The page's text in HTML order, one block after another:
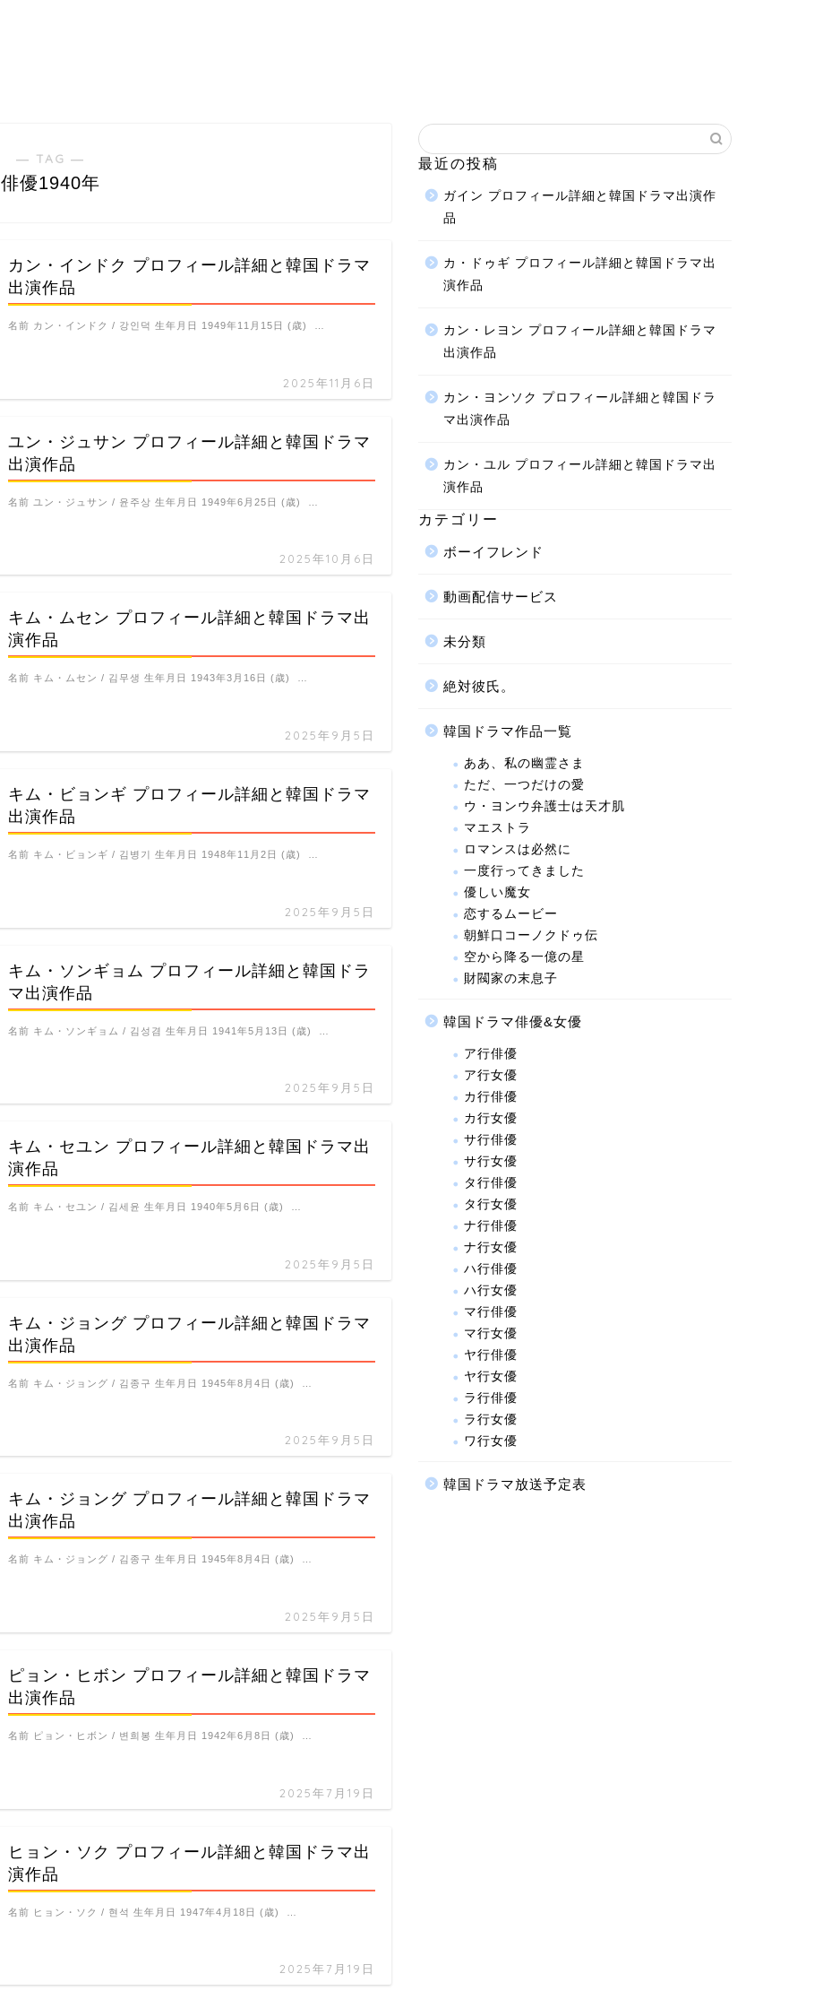
― TAG ―
俳優1940年
カン・インドク プロフィール詳細と韓国ドラマ
出演作品
2025年11月6日
名前 カン・インドク / 강인덕 生年月日 1949年11月15日 (歳) …
ユン・ジュサン プロフィール詳細と韓国ドラマ
出演作品
2025年10月6日
名前 ユン・ジュサン / 윤주상 生年月日 1949年6月25日 (歳) …
キム・ムセン プロフィール詳細と韓国ドラマ出
演作品
2025年9月5日
名前 キム・ムセン / 김무생 生年月日 1943年3月16日 (歳) …
キム・ビョンギ プロフィール詳細と韓国ドラマ
出演作品
2025年9月5日
名前 キム・ビョンギ / 김병기 生年月日 1948年11月2日 (歳) …
キム・ソンギョム プロフィール詳細と韓国ドラ
マ出演作品
2025年9月5日
名前 キム・ソンギョム / 김성겸 生年月日 1941年5月13日 (歳) …
キム・セユン プロフィール詳細と韓国ドラマ出
演作品
2025年9月5日
名前 キム・セユン / 김세윤 生年月日 1940年5月6日 (歳) …
キム・ジョング プロフィール詳細と韓国ドラマ
出演作品
2025年9月5日
名前 キム・ジョング / 김종구 生年月日 1945年8月4日 (歳) …
キム・ジョング プロフィール詳細と韓国ドラマ
出演作品
2025年9月5日
名前 キム・ジョング / 김종구 生年月日 1945年8月4日 (歳) …
ピョン・ヒボン プロフィール詳細と韓国ドラマ
出演作品
2025年7月19日
名前 ピョン・ヒボン / 변희봉 生年月日 1942年6月8日 (歳) …
ヒョン・ソク プロフィール詳細と韓国ドラマ出
演作品
2025年7月19日
名前 ヒョン・ソク / 현석 生年月日 1947年4月18日 (歳) …
最近の投稿
ガイン プロフィール詳細と韓国ドラマ出演作
品
カ・ドゥギ プロフィール詳細と韓国ドラマ出
演作品
カン・レヨン プロフィール詳細と韓国ドラマ
出演作品
カン・ヨンソク プロフィール詳細と韓国ドラ
マ出演作品
カン・ユル プロフィール詳細と韓国ドラマ出
演作品
カテゴリー
ボーイフレンド
動画配信サービス
未分類
絶対彼氏。
韓国ドラマ作品一覧
ああ、私の幽霊さま
ただ、一つだけの愛
ウ・ヨンウ弁護士は天才肌
マエストラ
ロマンスは必然に
一度行ってきました
優しい魔女
恋するムービー
朝鮮口コーノクドゥ伝
空から降る一億の星
財閥家の末息子
韓国ドラマ俳優&女優
ア行俳優
ア行女優
カ行俳優
カ行女優
サ行俳優
サ行女優
タ行俳優
タ行女優
ナ行俳優
ナ行女優
ハ行俳優
ハ行女優
マ行俳優
マ行女優
ヤ行俳優
ヤ行女優
ラ行俳優
ラ行女優
ワ行女優
韓国ドラマ放送予定表